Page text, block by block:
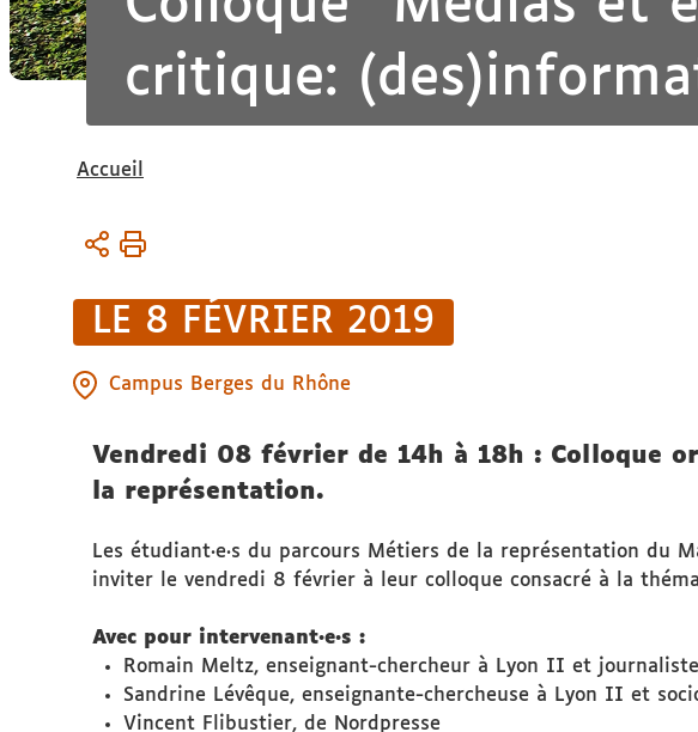
critique:
Vous
ici :
Accueil
LE 8 FÉVRIER 2019
Campus Berges du Rhône
Vendredi 08 février de 14h à 18h : Colloque
la représentation.
Les étudiant·e·s du parcours Métiers de la représentation du
inviter le vendredi 8 février à leur colloque consacré à la
Avec pour intervenant·e·s :
Romain Meltz, enseignant-chercheur à Lyon II et
Sandrine Lévêque, enseignante-chercheuse à Lyon II et
Vincent Flibustier, de Nordpresse